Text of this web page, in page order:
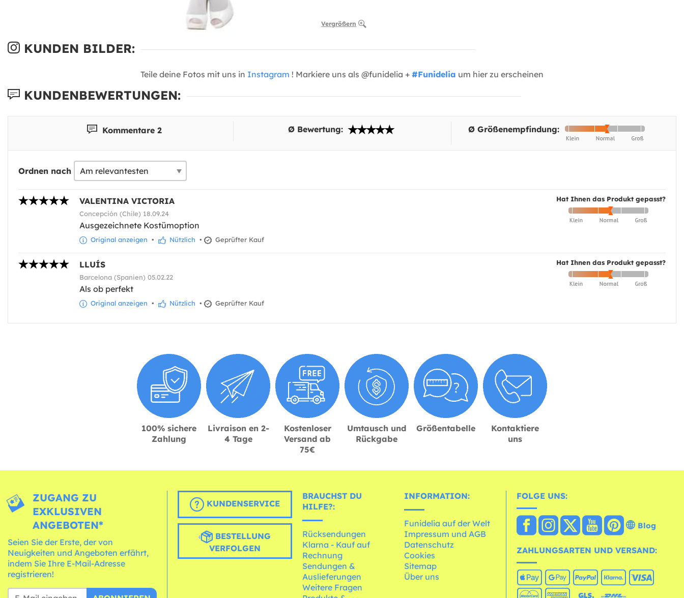
Vergrößern
KUNDEN BILDER:
Teile deine Fotos mit uns in Instagram ! Markiere uns als @funidelia + #Funidelia um hier zu erscheinen
KUNDENBEWERTUNGEN:
Kommentare 2 Ø Bewertung: Ø Größenempfindung:
Ordnen nach
Hat Ihnen das Produkt gepasst?
VALENTINA VICTORIA
Concepción (Chile) 18.09.24
Ausgezeichnete Kostümoption
Original anzeigen • Nützlich • Geprüfter Kauf
Hat Ihnen das Produkt gepasst?
LLUÍS
Barcelona (Spanien) 05.02.22
Als ob perfekt
Original anzeigen • Nützlich • Geprüfter Kauf
100% sichere
Zahlung
Livraison en 2-
4 Tage
Kostenloser
Versand ab
75€
Umtausch und
Rückgabe
Größentabelle
Kontaktiere
uns
ZUGANG ZU
EXKLUSIVEN
ANGEBOTEN*
Seien Sie der Erste, der von
Neuigkeiten und Angeboten erfährt,
indem Sie Ihre E-Mail-Adresse
registrieren!
KUNDENSERVICE
BESTELLUNG
VERFOLGEN
BRAUCHST DU
HILFE?:
Rücksendungen
Klarna - Kauf auf
Rechnung
Sendungen &
Auslieferungen
Weitere Fragen
INFORMATION:
Funidelia auf der Welt
Impressum und AGB
Datenschutz
Cookies
Sitemap
Über uns
FOLGE UNS:
Blog
ZAHLUNGSARTEN UND VERSAND: